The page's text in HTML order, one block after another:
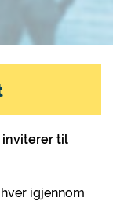
inviterer til
igjennom